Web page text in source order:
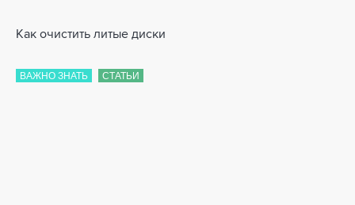
Как очистить литые диски
ВАЖНО ЗНАТЬ СТАТЬИ